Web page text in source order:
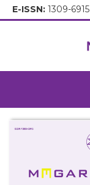
E-ISSN: 1309-6915